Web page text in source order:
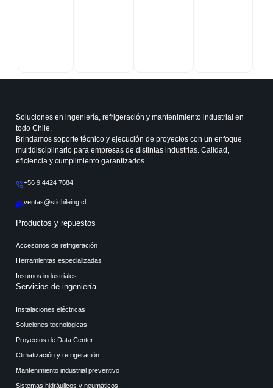
Soluciones en ingeniería, refrigeración y mantenimiento industrial en
todo Chile.
Brindamos soporte técnico y ejecución de proyectos con un enfoque
multidisciplinario para empresas de distintas industrias. Calidad,
eficiencia y cumplimiento garantizados.
+56 9 4424 7684
ventas@stichileing.cl
Productos y repuestos
Accesorios de refrigeración
Herramientas especializadas
Insumos industriales
Servicios de ingeniería
Instalaciones eléctricas
Soluciones tecnológicas
Proyectos de Data Center
Climatización y refrigeración
Mantenimiento industrial preventivo
Sistemas hidráulicos y neumáticos